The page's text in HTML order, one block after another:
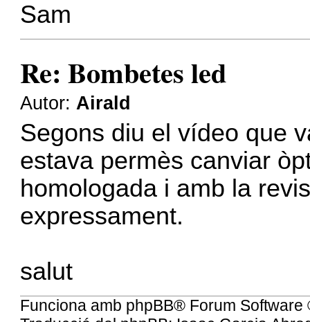
Sam
Re: Bombetes led
Autor:Airald
Segons diu el vídeo que
estava permès canviar
homologada i amb la
expressament.
salut
Funciona amb phpBB® Forum Software